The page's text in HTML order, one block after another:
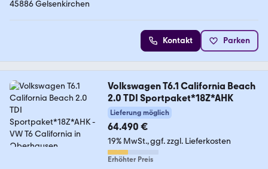
45886 Gelsenkirchen
Kontakt Parken
Volkswagen T6.1 California Beach
2.0 TDI Sportpaket*18Z*AHK
Lieferung möglich
64.490 €
19% MwSt. ggf. zzgl. Lieferkosten
Erhöhter Preis